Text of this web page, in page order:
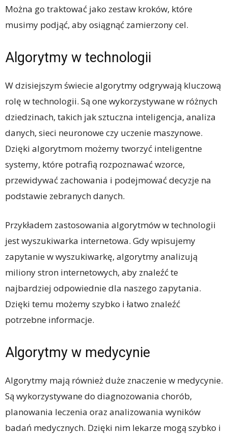
Można go traktować jako zestaw kroków, które
musimy podjąć, aby osiągnąć zamierzony cel.
Algorytmy w technologii
W dzisiejszym świecie algorytmy odgrywają kluczową
rolę w technologii. Są one wykorzystywane w różnych
dziedzinach, takich jak sztuczna inteligencja, analiza
danych, sieci neuronowe czy uczenie maszynowe.
Dzięki algorytmom możemy tworzyć inteligentne
systemy, które potrafią rozpoznawać wzorce,
przewidywać zachowania i podejmować decyzje na
podstawie zebranych danych.
Przykładem zastosowania algorytmów w technologii
jest wyszukiwarka internetowa. Gdy wpisujemy
zapytanie w wyszukiwarkę, algorytmy analizują
miliony stron internetowych, aby znaleźć te
najbardziej odpowiednie dla naszego zapytania.
Dzięki temu możemy szybko i łatwo znaleźć
potrzebne informacje.
Algorytmy w medycynie
Algorytmy mają również duże znaczenie w medycynie.
Są wykorzystywane do diagnozowania chorób,
planowania leczenia oraz analizowania wyników
badań medycznych. Dzięki nim lekarze mogą szybko i